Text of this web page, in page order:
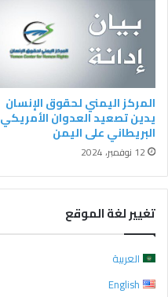
المركز اليمني لحقوق الإنسان
يدين تصعيد العدوان الأمريكي
البريطاني على اليمن
12 نوفمبر، 2024
تغيير لغة الموقع
العربية
English